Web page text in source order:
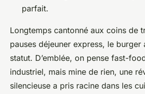
parfait.
Longtemps cantonné aux coins de
pauses déjeuner express, le burger
statut. D’emblée, on pense fast-
industriel, mais mine de rien, une
silencieuse a pris racine dans les